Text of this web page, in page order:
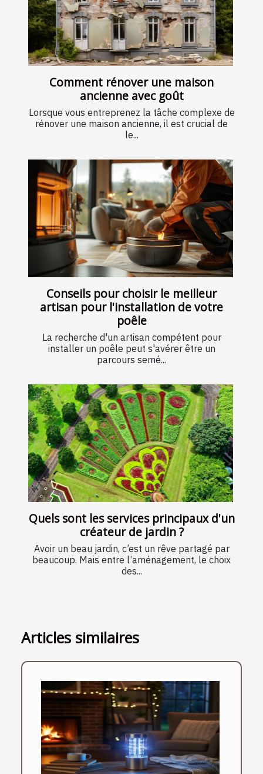
Comment rénover une maison
ancienne avec goût
Lorsque vous entreprenez la tâche complexe de
rénover une maison ancienne, il est crucial de
le...
Conseils pour choisir le meilleur
artisan pour l'installation de votre
poêle
La recherche d'un artisan compétent pour
installer un poêle peut s'avérer être un
parcours semé...
Quels sont les services principaux d'un
créateur de jardin ?
Avoir un beau jardin, c’est un rêve partagé par
beaucoup. Mais entre l’aménagement, le choix
des...
Articles similaires